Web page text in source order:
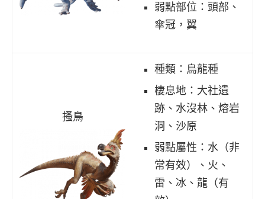
弱點部位：頭部、
傘冠，翼
搔鳥
種類：鳥龍種
棲息地：大社遺
跡、水沒林、熔岩
洞、沙原
弱點屬性：水（非
常有效）、火、
雷、冰、龍（有